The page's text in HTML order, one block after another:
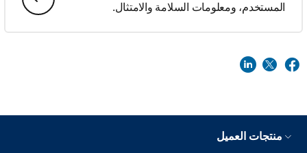
المستخدم، ومعلومات السلامة والامتثال.
منتجات العميل